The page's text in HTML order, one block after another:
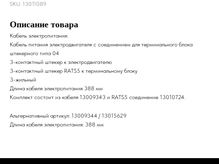
SKU: 13011089
Описание товара
Кабель электропитания:
Кабель питания электродвигателя с соединением для терминального блока
штекерного типа 04
3-контактный штекер к электродвигателю
3-контактный штекер RATS5 к терминальному блоку
3-жильный
Длина кабеля электропитания 388 мм
Комплект состоит из кабеля 13009343 и RATS5 соединение 13010724.
Альтернативный артикул: 13009344 / 13015629
Длина кабеля электропитания: 388 мм